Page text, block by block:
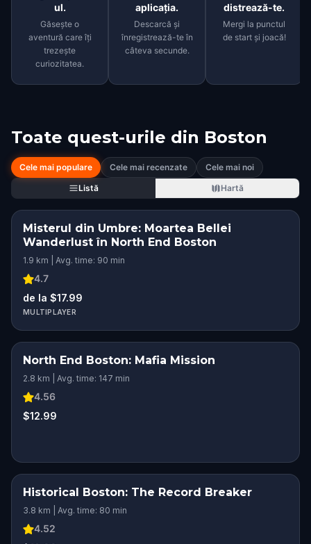
ul.
Găsește o
aventură care îți
trezește
curiozitatea.
aplicația.
Descarcă și
înregistrează-te în
câteva secunde.
distrează-te.
Mergi la punctul
de start și joacă!
Toate quest-urile din Boston
Cele mai populare Cele mai recenzate
Cele mai noi
Listă
Hartă
Misterul din Umbre: Moartea Bellei
Wanderlust în North End Boston
1.9 km | Avg. time: 90 min
4.7
de la $17.99
MULTIPLAYER
North End Boston: Mafia Mission
2.8 km | Avg. time: 147 min
4.56
$12.99
Historical Boston: The Record Breaker
3.8 km | Avg. time: 80 min
4.52